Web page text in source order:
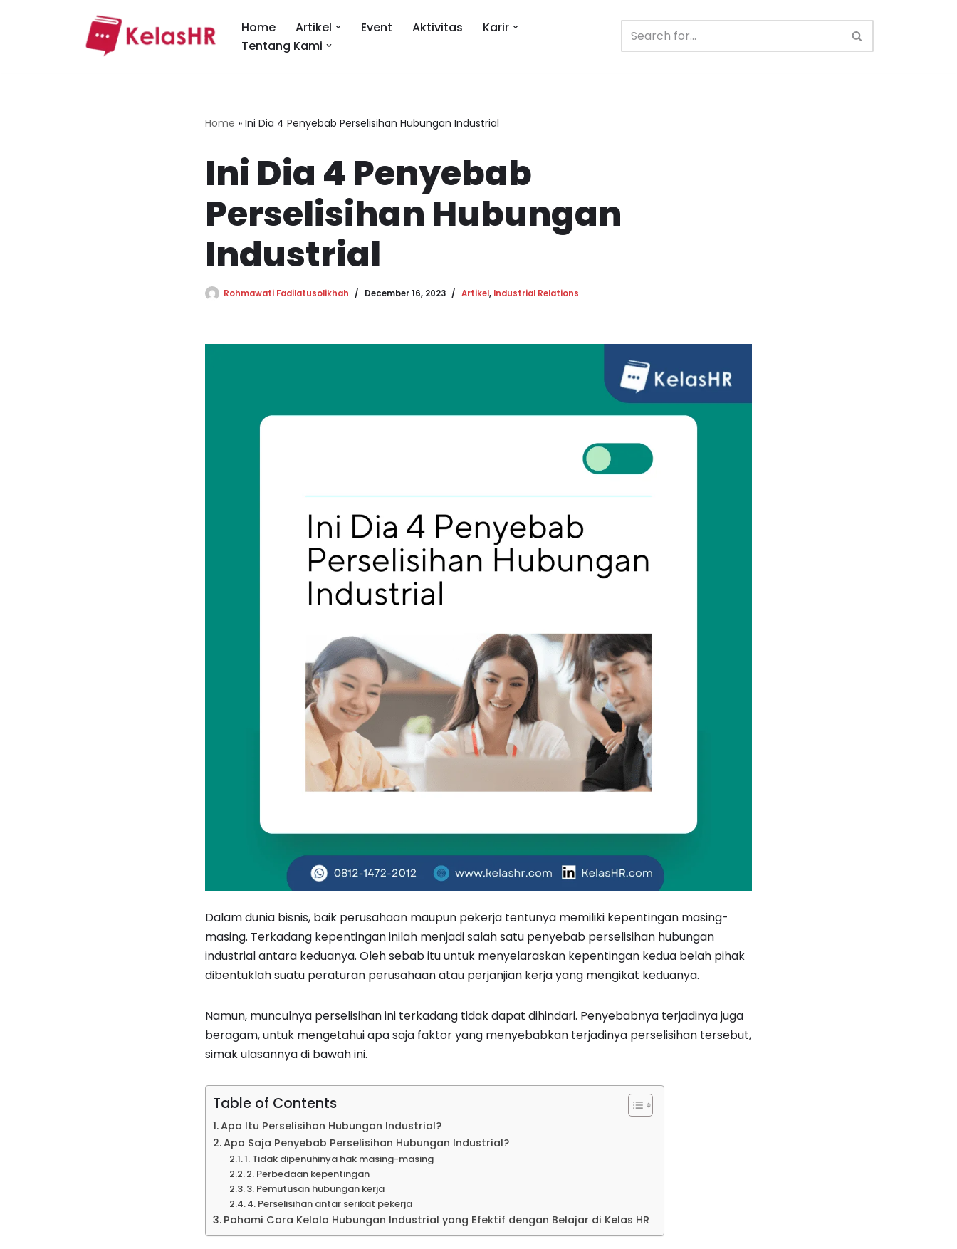
Home Artikel Event Aktivitas
Karir
Tentang Kami
Home » Ini Dia 4 Penyebab Perselisihan Hubungan Industrial
Ini Dia 4 Penyebab
Perselisihan Hubungan
Industrial
Rohmawati Fadilatusolikhah December 16, 2023 Artikel, Industrial Relations
Dalam dunia bisnis, baik perusahaan maupun pekerja tentunya memiliki kepentingan masing-
masing. Terkadang kepentingan inilah menjadi salah satu penyebab perselisihan hubungan
industrial antara keduanya. Oleh sebab itu untuk menyelaraskan kepentingan kedua belah pihak
dibentuklah suatu peraturan perusahaan atau perjanjian kerja yang mengikat keduanya.
Namun, munculnya perselisihan ini terkadang tidak dapat dihindari. Penyebabnya terjadinya juga
beragam, untuk mengetahui apa saja faktor yang menyebabkan terjadinya perselisihan tersebut,
simak ulasannya di bawah ini.
Table of Contents
Apa Itu Perselisihan Hubungan Industrial?
Apa Saja Penyebab Perselisihan Hubungan Industrial?
1. Tidak dipenuhinya hak masing-masing
2. Perbedaan kepentingan
3. Pemutusan hubungan kerja
4. Perselisihan antar serikat pekerja
Pahami Cara Kelola Hubungan Industrial yang Efektif dengan Belajar di Kelas HR